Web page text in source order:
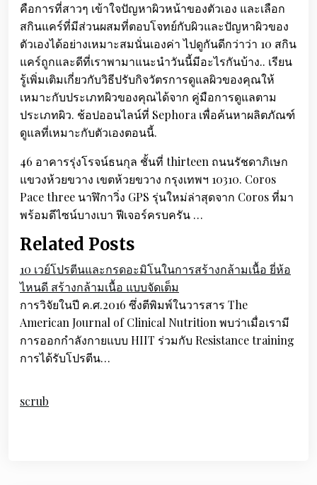
คือการที่สาวๆ เข้าใจปัญหาผิวหน้าของตัวเอง และเลือก
สกินแคร์ที่มีส่วนผสมที่ตอบโจทย์กับผิวและปัญหาผิวของ
ตัวเองได้อย่างเหมาะสมนั่นเองค่า ไปดูกันดีกว่าว่า 10 สกิน
แคร์ถูกและดีที่เราพามาแนะนำวันนี้มีอะไรกันบ้าง.. เรียน
รู้เพิ่มเติมเกี่ยวกับวิธีปรับกิจวัตรการดูแลผิวของคุณให้
เหมาะกับประเภทผิวของคุณได้จาก คู่มือการดูแลตาม
ประเภทผิว. ช้อปออนไลน์ที่ Sephora เพื่อค้นหาผลิตภัณฑ์
ดูแลที่เหมาะกับตัวเองตอนนี้.
46 อาคารรุ่งโรจน์ธนกุล ชั้นที่ thirteen ถนนรัชดาภิเษก
แขวงห้วยขวาง เขตห้วยขวาง กรุงเทพฯ 10310. Coros
Pace three นาฬิกาวิ่ง GPS รุ่นใหม่ล่าสุดจาก Coros ที่มา
พร้อมดีไซน์บางเบา ฟีเจอร์ครบครัน …
Related Posts
10 เวย์โปรตีนและกรดอะมิโนในการสร้างกล้ามเนื้อ ยี่ห้อ
ไหนดี สร้างกล้ามเนื้อ แบบจัดเต็ม
การวิจัยในปี ค.ศ.2016 ซึ่งตีพิมพ์ในวารสาร The
American Journal of Clinical Nutrition พบว่าเมื่อเรามี
การออกกำลังกายแบบ HIIT ร่วมกับ Resistance training
การได้รับโปรตีน…
scrub